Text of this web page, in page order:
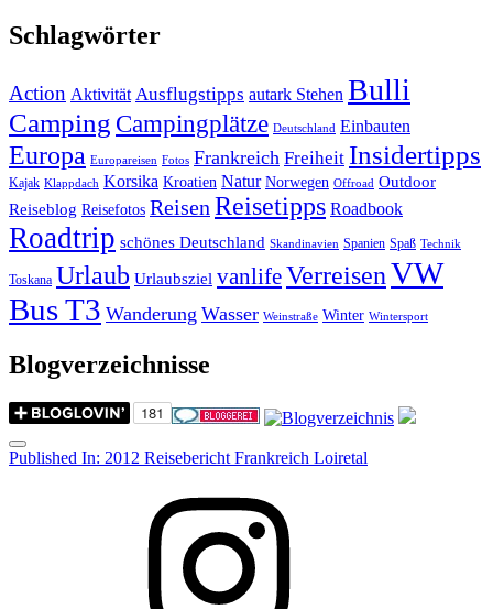
Schlagwörter
Action Aktivität Ausflugstipps autark Stehen Bulli
Camping Campingplätze Deutschland Einbauten
Europa Europareisen Fotos Frankreich Freiheit Insidertipps
Kajak Klappdach Korsika Kroatien Natur Norwegen Offroad Outdoor
Reiseblog Reisefotos ReisenReisetipps Roadbook
Roadtrip schönes Deutschland Skandinavien Spanien Spaß Technik
Toskana Urlaub Urlaubsziel vanlifeVerreisenVW
Bus T3 Wanderung Wasser Weinstraße Winter Wintersport
Blogverzeichnisse
Menu
Post
Published In: 2012 Reisebericht Frankreich Loiretal